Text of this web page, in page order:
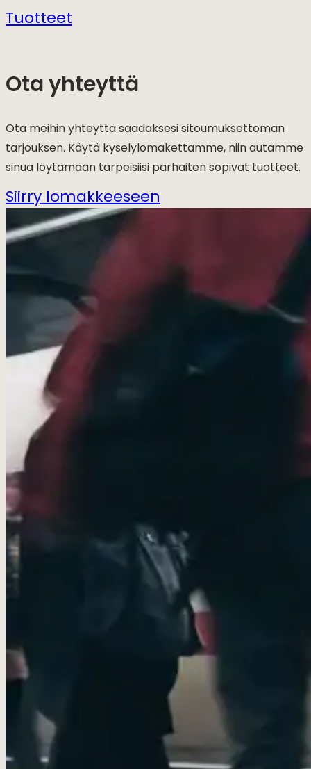
Tuotteet
Ota yhteyttä
Ota meihin yhteyttä saadaksesi sitoumuksettoman
tarjouksen. Käytä kyselylomakettamme, niin autamme
sinua löytämään tarpeisiisi parhaiten sopivat tuotteet.
Siirry lomakkeeseen